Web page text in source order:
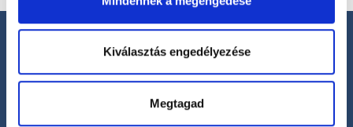
Kiválasztás engedélyezése
Megtagad
Segíthetünk?